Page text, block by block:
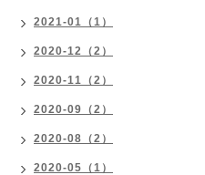
2021-01（1）
2020-12（2）
2020-11（2）
2020-09（2）
2020-08（2）
2020-05（1）